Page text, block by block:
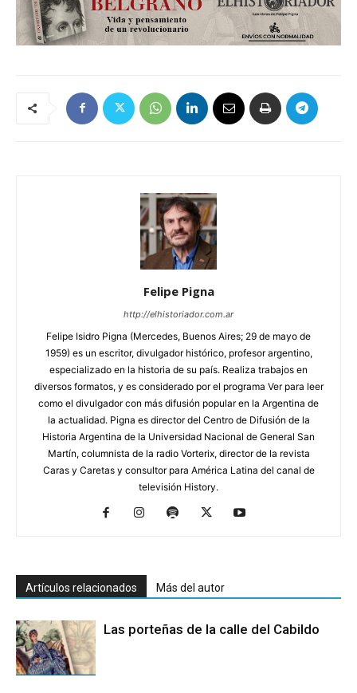
Felipe Pigna
http://elhistoriador.com.ar
Felipe Isidro Pigna (Mercedes, Buenos Aires; 29 de mayo de
1959) es un escritor, divulgador histórico, profesor argentino,
especializado en la historia de su país. Realiza trabajos en
diversos formatos, y es considerado por el programa Ver para leer
como el divulgador con más difusión popular en la Argentina de
la actualidad. Pigna es director del Centro de Difusión de la
Historia Argentina de la Universidad Nacional de General San
Martín, columnista de la radio Vorterix, director de la revista
Caras y Caretas y consultor para América Latina del canal de
televisión History.
Artículos relacionados Más del autor
Las porteñas de la calle del Cabildo